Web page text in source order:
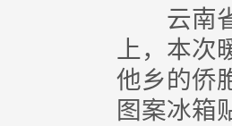
云南省
上，本
他乡的侨
图案冰箱